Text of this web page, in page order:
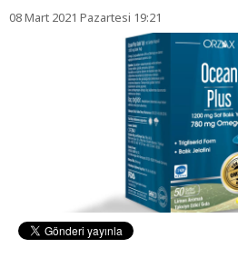
08 Mart 2021 Pazartesi 19:21